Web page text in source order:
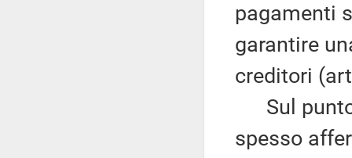
pagamenti
garantire
creditori
Sul
spesso